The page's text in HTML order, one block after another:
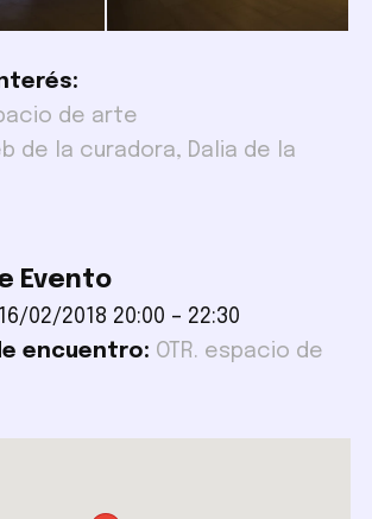
de arte
de la curadora, Dalia de la
Evento
16/02/2018 20:00 – 22:30
encuentro: OTR. espacio de